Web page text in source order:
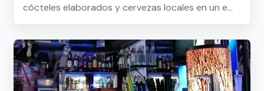
cócteles elaborados y cervezas locales en un e...